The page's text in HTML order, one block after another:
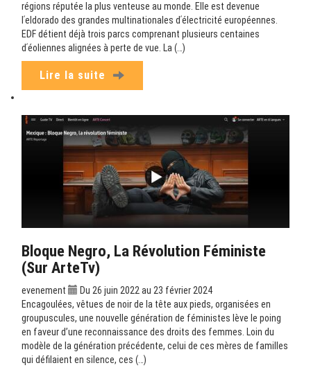
régions réputée la plus venteuse au monde. Elle est devenue
lʹeldorado des grandes multinationales dʹélectricité européennes.
EDF détient déjà trois parcs comprenant plusieurs centaines
dʹéoliennes alignées à perte de vue. La (…)
Lire la suite
Bloque Negro, La Révolution Féministe
(sur ArteTv)
evenement
Du 26 juin 2022 au 23 février 2024
Encagoulées, vêtues de noir de la tête aux pieds, organisées en
groupuscules, une nouvelle génération de féministes lève le poing
en faveur d’une reconnaissance des droits des femmes. Loin du
modèle de la génération précédente, celui de ces mères de familles
qui défilaient en silence, ces (…)